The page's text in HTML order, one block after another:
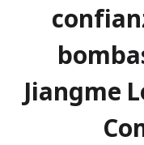
Jiangme